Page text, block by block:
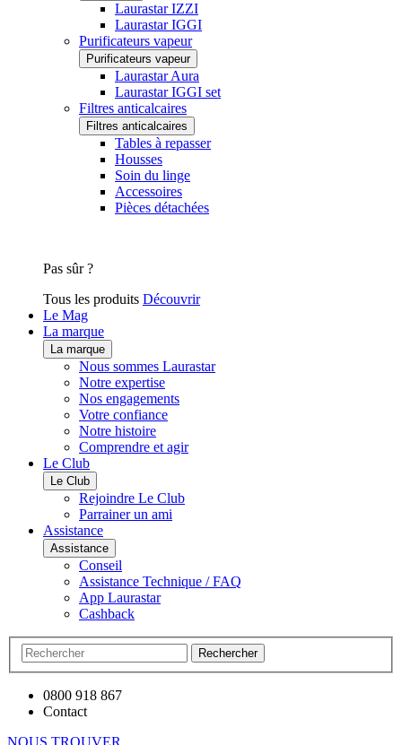
Laurastar IZZI
Laurastar IGGI
Purificateurs vapeur
Purificateurs vapeur
Laurastar Aura
Laurastar IGGI set
Filtres anticalcaires
Filtres anticalcaires
Tables à repasser
Housses
Soin du linge
Accessoires
Pièces détachées
Pas sûr ?
Tous les produits Découvrir
Le Mag
La marque
La marque
Nous sommes Laurastar
Notre expertise
Nos engagements
Votre confiance
Notre histoire
Comprendre et agir
Le Club
Le Club
Rejoindre Le Club
Parrainer un ami
Assistance
Assistance
Conseil
Assistance Technique / FAQ
App Laurastar
Cashback
Rechercher
0800 918 867
Contact
NOUS TROUVER